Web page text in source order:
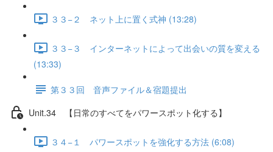
３３−２ ネット上に置く式神 (13:28)
３３−３ インターネットによって出会いの質を変える
(13:33)
第３３回 音声ファイル＆宿題提出
Unit.34 【日常のすべてをパワースポット化する】
３４−１ パワースポットを強化する方法 (6:08)